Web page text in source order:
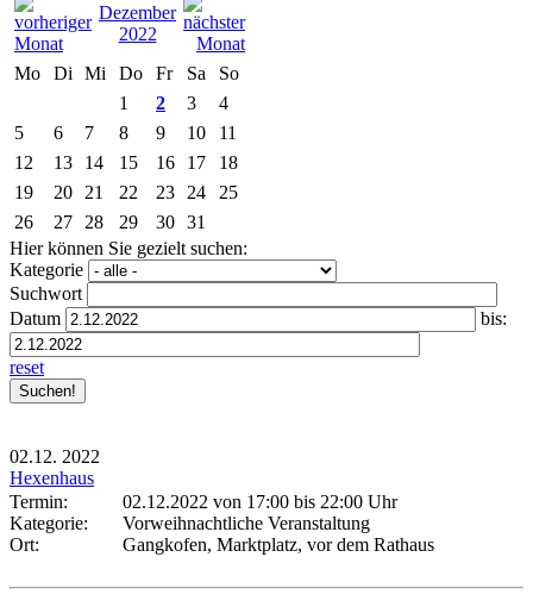
Dezember
2022
Mo
Di Mi Do Fr Sa
So
1
2 3
4
5
6 7 8 9 10
11
12
13 14 15 16 17
18
19
20 21 22 23 24
25
26
27 28 29 30 31
Hier können Sie gezielt suchen:
Kategorie
Suchwort
Datum
bis:
reset
02.12. 2022
Hexenhaus
Termin:
02.12.2022 von 17:00 bis 22:00 Uhr
Kategorie:
Vorweihnachtliche Veranstaltung
Ort:
Gangkofen, Marktplatz, vor dem Rathaus